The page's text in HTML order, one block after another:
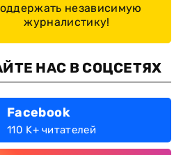
независимую
журналистику!
НАС В СОЦСЕТЯХ
Facebook
110 K+ читателей